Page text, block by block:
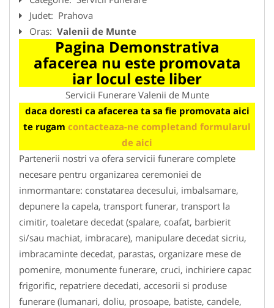
Judet: Prahova
Oras: Valenii de Munte
Pagina Demonstrativa
afacerea nu este promovata
iar locul este liber
Servicii Funerare Valenii de Munte
daca doresti ca afacerea ta sa fie promovata aici
te rugam contacteaza-ne completand formularul
de aici
Partenerii nostri va ofera servicii funerare complete
necesare pentru organizarea ceremoniei de
inmormantare: constatarea decesului, imbalsamare,
depunere la capela, transport funerar, transport la
cimitir, toaletare decedat (spalare, coafat, barbierit
si/sau machiat, imbracare), manipulare decedat sicriu,
imbracaminte decedat, parastas, organizare mese de
pomenire, monumente funerare, cruci, inchiriere capac
frigorific, repatriere decedati, accesorii si produse
funerare (lumanari, doliu, prosoape, batiste, candele,